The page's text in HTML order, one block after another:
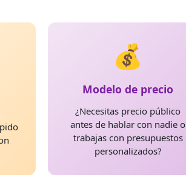
💰
Modelo de precio
¿Necesitas precio público
antes de hablar con nadie o
trabajas con presupuestos
personalizados?